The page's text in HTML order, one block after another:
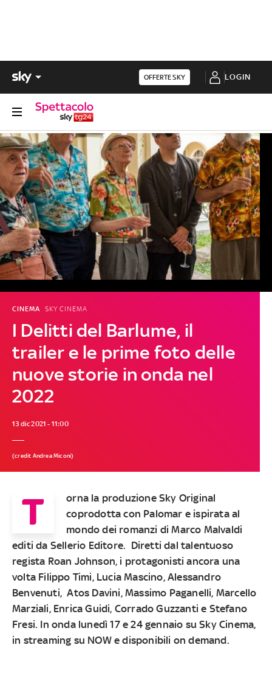
OFFERTE SKY LOGIN
I Delitti del Barlume, il
trailer e le prime foto delle
nuove storie in onda nel
2022
CINEMA SKY CINEMA
13 dic 2021 - 11:00
(credit Andrea Miconi)
T
orna la produzione Sky Original
coprodotta con Palomar e ispirata al
mondo dei romanzi di Marco Malvaldi
editi da Sellerio Editore. Diretti dal talentuoso
regista Roan Johnson, i protagonisti ancora una
volta Filippo Timi, Lucia Mascino, Alessandro
Benvenuti, Atos Davini, Massimo Paganelli, Marcello
Marziali, Enrica Guidi, Corrado Guzzanti e Stefano
Fresi. In onda lunedì 17 e 24 gennaio su Sky Cinema,
in streaming su NOW e disponibili on demand.